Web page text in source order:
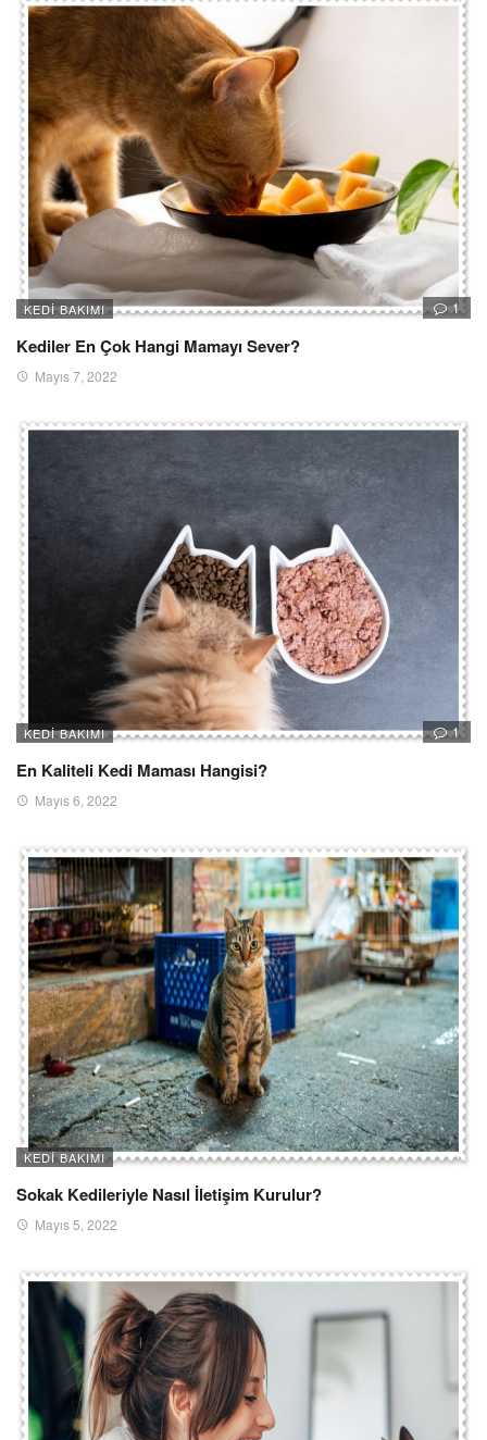
KEDI BAKIMI 1
Kediler En Çok Hangi Mamayı Sever?
Mayıs 7, 2022
KEDI BAKIMI 1
En Kaliteli Kedi Maması Hangisi?
Mayıs 6, 2022
KEDI BAKIMI
Sokak Kedileriyle Nasıl İletişim Kurulur?
Mayıs 5, 2022